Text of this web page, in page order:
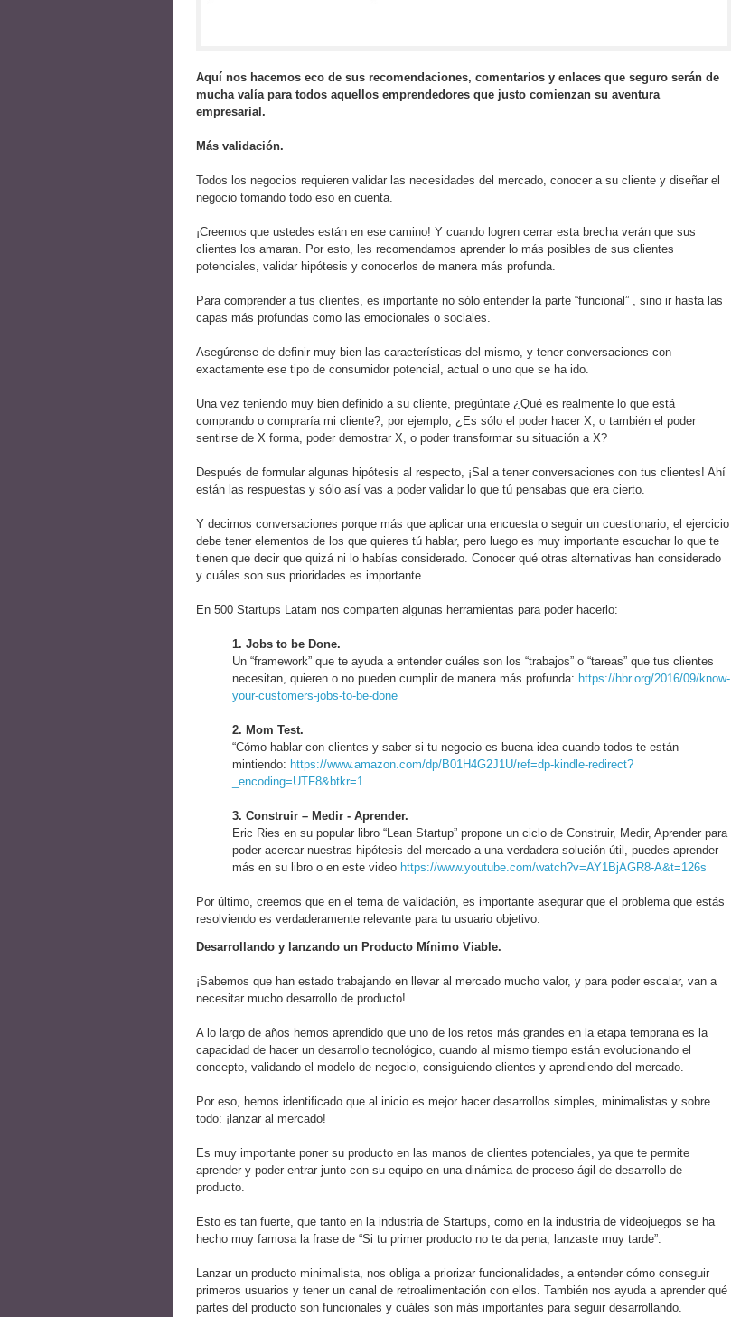
Aquí nos hacemos eco de sus recomendaciones, comentarios y enlaces que seguro serán de
mucha valía para todos aquellos emprendedores que justo comienzan su aventura
empresarial.
Más validación.
Todos los negocios requieren validar las necesidades del mercado, conocer a su cliente y diseñar el
negocio tomando todo eso en cuenta.
¡Creemos que ustedes están en ese camino! Y cuando logren cerrar esta brecha verán que sus
clientes los amaran. Por esto, les recomendamos aprender lo más posibles de sus clientes
potenciales, validar hipótesis y conocerlos de manera más profunda.
Para comprender a tus clientes, es importante no sólo entender la parte “funcional” , sino ir hasta las
capas más profundas como las emocionales o sociales.
Asegúrense de definir muy bien las características del mismo, y tener conversaciones con
exactamente ese tipo de consumidor potencial, actual o uno que se ha ido.
Una vez teniendo muy bien definido a su cliente, pregúntate ¿Qué es realmente lo que está
comprando o compraría mi cliente?, por ejemplo, ¿Es sólo el poder hacer X, o también el poder
sentirse de X forma, poder demostrar X, o poder transformar su situación a X?
Después de formular algunas hipótesis al respecto, ¡Sal a tener conversaciones con tus clientes! Ahí
están las respuestas y sólo así vas a poder validar lo que tú pensabas que era cierto.
Y decimos conversaciones porque más que aplicar una encuesta o seguir un cuestionario, el ejercicio
debe tener elementos de los que quieres tú hablar, pero luego es muy importante escuchar lo que te
tienen que decir que quizá ni lo habías considerado. Conocer qué otras alternativas han considerado
y cuáles son sus prioridades es importante.
En 500 Startups Latam nos comparten algunas herramientas para poder hacerlo:
1. Jobs to be Done.
Un “framework” que te ayuda a entender cuáles son los “trabajos” o “tareas” que tus clientes
necesitan, quieren o no pueden cumplir de manera más profunda: https://hbr.org/2016/09/know-
your-customers-jobs-to-be-done
2. Mom Test.
“Cómo hablar con clientes y saber si tu negocio es buena idea cuando todos te están
mintiendo: https://www.amazon.com/dp/B01H4G2J1U/ref=dp-kindle-redirect?
_encoding=UTF8&btkr=1
3. Construir – Medir - Aprender.
Eric Ries en su popular libro “Lean Startup” propone un ciclo de Construir, Medir, Aprender para
poder acercar nuestras hipótesis del mercado a una verdadera solución útil, puedes aprender
más en su libro o en este video https://www.youtube.com/watch?v=AY1BjAGR8-A&t=126s
Por último, creemos que en el tema de validación, es importante asegurar que el problema que estás
resolviendo es verdaderamente relevante para tu usuario objetivo.
Desarrollando y lanzando un Producto Mínimo Viable.
¡Sabemos que han estado trabajando en llevar al mercado mucho valor, y para poder escalar, van a
necesitar mucho desarrollo de producto!
A lo largo de años hemos aprendido que uno de los retos más grandes en la etapa temprana es la
capacidad de hacer un desarrollo tecnológico, cuando al mismo tiempo están evolucionando el
concepto, validando el modelo de negocio, consiguiendo clientes y aprendiendo del mercado.
Por eso, hemos identificado que al inicio es mejor hacer desarrollos simples, minimalistas y sobre
todo: ¡lanzar al mercado!
Es muy importante poner su producto en las manos de clientes potenciales, ya que te permite
aprender y poder entrar junto con su equipo en una dinámica de proceso ágil de desarrollo de
producto.
Esto es tan fuerte, que tanto en la industria de Startups, como en la industria de videojuegos se ha
hecho muy famosa la frase de “Si tu primer producto no te da pena, lanzaste muy tarde”.
Lanzar un producto minimalista, nos obliga a priorizar funcionalidades, a entender cómo conseguir
primeros usuarios y tener un canal de retroalimentación con ellos. También nos ayuda a aprender qué
partes del producto son funcionales y cuáles son más importantes para seguir desarrollando.